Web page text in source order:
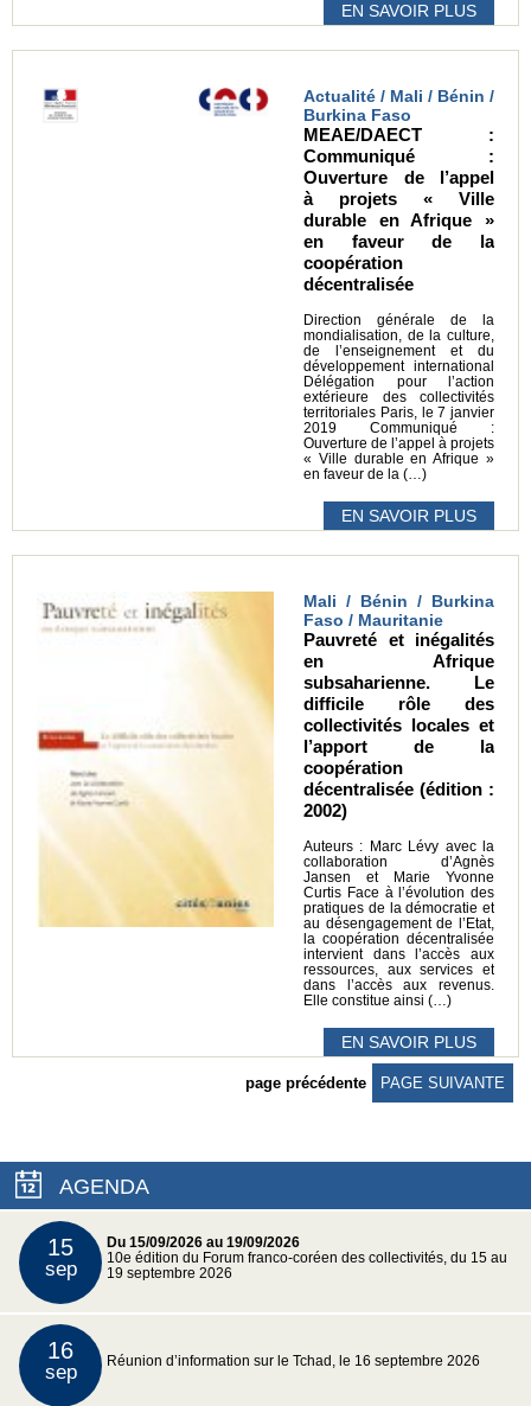
EN SAVOIR PLUS
Actualité / Mali / Bénin /
Burkina Faso
MEAE/DAECT :
Communiqué :
Ouverture de l’appel
à projets « Ville
durable en Afrique »
en faveur de la
coopération
décentralisée
Direction générale de la
mondialisation, de la culture,
de l’enseignement et du
développement international
Délégation pour l’action
extérieure des collectivités
territoriales Paris, le 7 janvier
2019 Communiqué :
Ouverture de l’appel à projets
« Ville durable en Afrique »
en faveur de la (…)
EN SAVOIR PLUS
Mali / Bénin / Burkina
Faso / Mauritanie
Pauvreté et inégalités
en Afrique
subsaharienne. Le
difficile rôle des
collectivités locales et
l’apport de la
coopération
décentralisée (édition :
2002)
Auteurs : Marc Lévy avec la
collaboration d’Agnès
Jansen et Marie Yvonne
Curtis Face à l’évolution des
pratiques de la démocratie et
au désengagement de l’Etat,
la coopération décentralisée
intervient dans l’accès aux
ressources, aux services et
dans l’accès aux revenus.
Elle constitue ainsi (…)
EN SAVOIR PLUS
page précédente PAGE SUIVANTE
AGENDA
15
sep
Du 15/09/2026 au 19/09/2026
10e édition du Forum franco-coréen des collectivités, du 15 au
19 septembre 2026
16
sep Réunion d’information sur le Tchad, le 16 septembre 2026